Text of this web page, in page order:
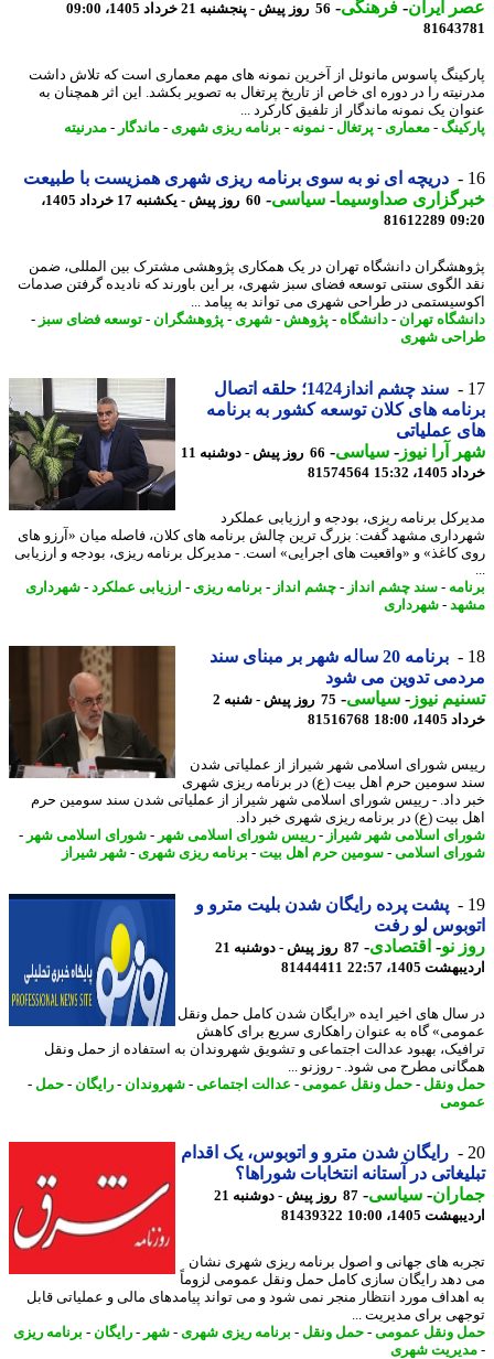
ایران- فرهنگی-56 روز پیش - پنجشنبه 21 خرداد 1405، 09:00
پاسوس مانوئل از آخرین نمونه های مهم معماری است که تلاش داشت
را در دوره ای خاص از تاریخ پرتغال به تصویر بکشد. این اثر همچنان به
یک نمونه ماندگار از تلفیق کارکرد ...
-معماری- پرتغال -نمونه-برنامه ریزی شهری- ماندگار-مدرنیته
دریچه ای نو به سوی برنامه ریزی شهری همزیست با طبیعت
صداوسیما-سیاسی-
60 روز پیش - یکشنبه 17 خرداد 1405،
81612289
دانشگاه تهران در یک همکاری پژوهشی مشترک بین المللی، ضمن
الگوی سنتی توسعه فضای سبز شهری، بر این باورند که نادیده گرفتن صدمات
در طراحی شهری می تواند به پیامد ...
تهران- دانشگاه-پژوهش-شهری- پژوهشگران- توسعه فضای سبز -
شهری
سند چشم انداز1424؛ حلقه اتصال
های کلان توسعه کشور به برنامه
عملیاتی
آرا نیوز-سیاسی-
66 روز پیش - دوشنبه 11
15:32
81574564
برنامه ریزی، بودجه و ارزیابی عملکرد
مشهد گفت: بزرگ ترین چالش برنامه های کلان، فاصله میان «آرزو های
کاغذ» و «واقعیت های اجرایی» است. - مدیرکل برنامه ریزی، بودجه و ارزیابی
-سند چشم انداز -چشم انداز -برنامه ریزی - ارزیابی عملکرد-شهرداری
-شهرداری
برنامه 20 ساله شهر بر مبنای سند
تدوین می شود
نیوز-سیاسی-
75 روز پیش - شنبه 2
18:00
81516768
شورای اسلامی شهر شیراز از عملیاتی شدن
سومین حرم اهل بیت (ع) در برنامه ریزی شهری
داد. - رییس شورای اسلامی شهر شیراز از عملیاتی شدن سند سومین حرم
بیت (ع) در برنامه ریزی شهری خبر داد.
اسلامی شهر شیراز- رییس شورای اسلامی شهر -شورای اسلامی شهر -
اسلامی-سومین حرم اهل بیت -برنامه ریزی شهری- شهر شیراز
پشت پرده رایگان شدن بلیت مترو و
لو رفت
نو- اقتصادی-
87 روز پیش - دوشنبه 21
1405، 22:57
81444411
های اخیر ایده «رایگان شدن کامل حمل ونقل
گاه به عنوان راهکاری سریع برای کاهش
بهبود عدالت اجتماعی و تشویق شهروندان به استفاده از حمل ونقل
مطرح می شود. - روزنو ...
ونقل-حمل ونقل عمومی-عدالت اجتماعی-شهروندان- رایگان -حمل-
رایگان شدن مترو و اتوبوس، یک اقدام
در آستانه انتخابات شوراها؟
- سیاسی-
87 روز پیش - دوشنبه 21
1405، 10:00
81439322
های جهانی و اصول برنامه ریزی شهری نشان
رایگان سازی کامل حمل ونقل عمومی لزوماً
مورد انتظار منجر نمی شود و می تواند پیامدهای مالی و عملیاتی قابل
برای مدیریت ...
ونقل عمومی-حمل ونقل-برنامه ریزی شهری- شهر -رایگان -برنامه ریزی
شهری